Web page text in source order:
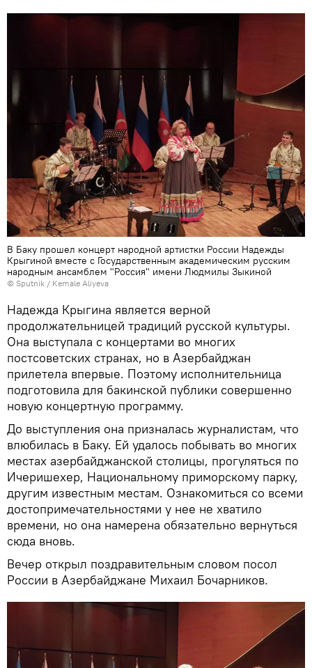
В Баку прошел концерт народной артистки России Надежды
Крыгиной вместе с Государственным академическим русским
народным ансамблем "Россия" имени Людмилы Зыкиной
© Sputnik / Kemale Aliyeva
Надежда Крыгина является верной
продолжательницей традиций русской культуры.
Она выступала с концертами во многих
постсоветских странах, но в Азербайджан
прилетела впервые. Поэтому исполнительница
подготовила для бакинской публики совершенно
новую концертную программу.
До выступления она призналась журналистам, что
влюбилась в Баку. Ей удалось побывать во многих
местах азербайджанской столицы, прогуляться по
Ичеришехер, Национальному приморскому парку,
другим известным местам. Ознакомиться со всеми
достопримечательностями у нее не хватило
времени, но она намерена обязательно вернуться
сюда вновь.
Вечер открыл поздравительным словом посол
России в Азербайджане Михаил Бочарников.